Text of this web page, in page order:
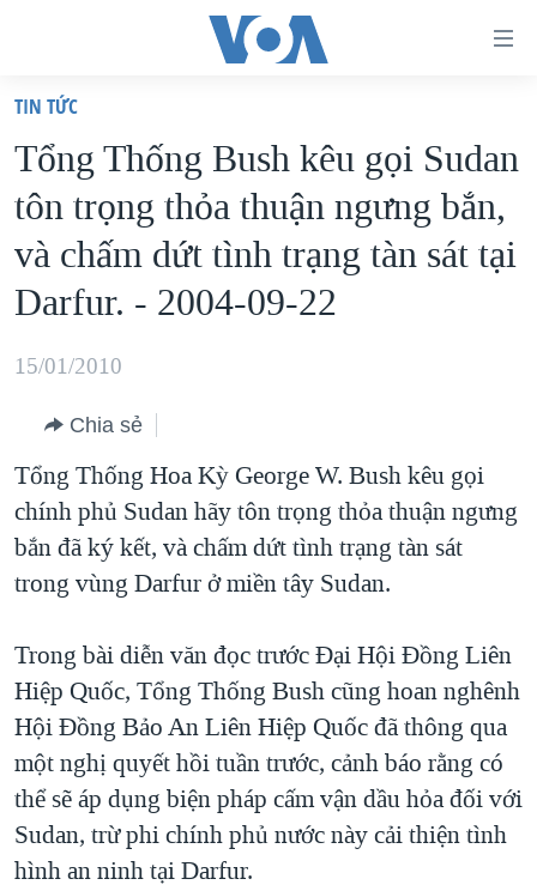
truy
cập
Tới
nội
chính
Tới
hướng
chính
tới
"Tìm"
VIỆT NAM
HOA KỲ
BIỂN ĐÔNG
THẾ GIỚI
MỤC
TỰ DO BÁO CHÍ
VẠCH TRẦN TIN GIẢ
NGƯỜI VIỆT HẢI NGOẠI
KINH TẾ
KHOA HỌC
SỨC KHOẺ
VĂN HOÁ
GIÁO DỤC
CHUYÊN ĐỀ
CHIẾN TRANH THƯƠNG MẠI CỦA MỸ: QUÁ KHỨ VÀ HIỆN
TẠI
HÀNH TRÌNH BẦU CỬ 2024
GIẢI MÃ VÀNH ĐAI & CON ĐƯỜNG
NGÀY TỊ NẠN THẾ GIỚI
TRỊNH VĨNH BÌNH - NGƯỜI HẠ 'BÊN THẮNG CUỘC'
GROUND ZERO – XƯA VÀ NAY
CHI PHÍ CHIẾN TRANH AFGHANISTAN
HỌC TIẾNG ANH
VIDEO
NGHE
MẠNG XÃ HỘI
Ngôn ngữ khác
TIN TỨC
Tổng Thống Bush kêu gọi Sudan
tôn trọng thỏa thuận ngưng bắn,
và chấm dứt tình trạng tàn sát tại
Darfur. - 2004-09-22
15/01/2010
Chia sẻ
Tổng Thống Hoa Kỳ George W. Bush kêu gọi
chính phủ Sudan hãy tôn trọng thỏa thuận ngưng
bắn đã ký kết, và chấm dứt tình trạng tàn sát
trong vùng Darfur ở miền tây Sudan.
Trong bài diễn văn đọc trước Đại Hội Đồng Liên
Hiệp Quốc, Tổng Thống Bush cũng hoan nghênh
Hội Đồng Bảo An Liên Hiệp Quốc đã thông qua
một nghị quyết hồi tuần trước, cảnh báo rằng có
thể sẽ áp dụng biện pháp cấm vận dầu hỏa đối với
Sudan, trừ phi chính phủ nước này cải thiện tình
hình an ninh tại Darfur.